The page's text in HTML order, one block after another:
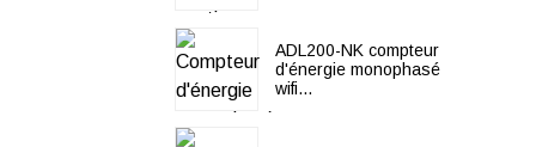
ADL200-NK compteur
d'énergie monophasé
wifi...